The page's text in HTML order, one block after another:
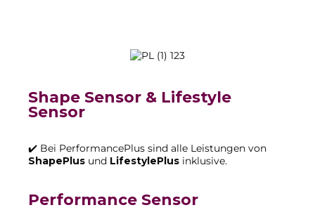
Shape Sensor & Lifestyle
Sensor
✔️ Bei PerformancePlus sind alle Leistungen von
ShapePlus und LifestylePlus inklusive.
Performance Sensor